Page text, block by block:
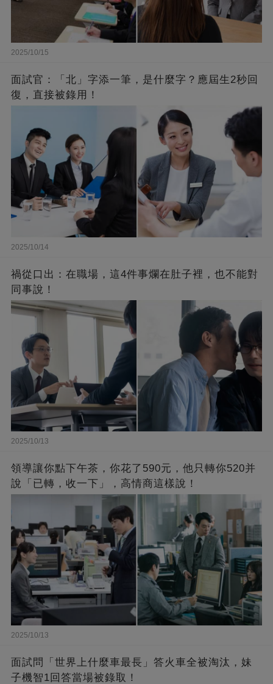
2025/10/15
面試官：「北」字添一筆，是什麼字？應屆生2秒回
復，直接被錄用！
2025/10/14
禍從口出：在職場，這4件事爛在肚子裡，也不能對
同事說！
2025/10/13
領導讓你點下午茶，你花了590元，他只轉你520并
說「已轉，收一下」，高情商這樣說！
2025/10/13
面試問「世​​界上什麼車最長」答火車全被淘汰，妹
子機智1回答當場被錄取！